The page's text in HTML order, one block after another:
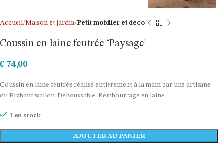
Accueil Maison et jardin Petit mobilier et déco
Coussin en laine feutrée ‘Paysage’
€ 74,00
Coussin en laine feutrée réalisé entièrement à la main par une artisane
du Brabant wallon. Déhoussable. Rembourrage en laine.
1 en stock
AJOUTER AU PANIER